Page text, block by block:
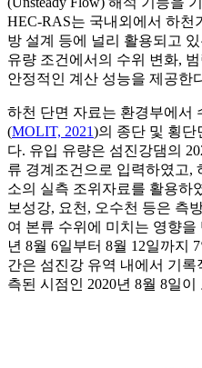
HEC-RAS는 국내외에서 하천
방 설계 등에 널리 활용되고
유량 조건에서의 수위 변화,
안정적인 계산 성능을 제공한
하천 단면 자료는 환경부에서
(MOLIT, 2021)의 종단 및 횡단
다. 유입 유량은 섬진강댐의
류 경계조건으로 입력하였고,
소의 실측 조위자료를 활용하
보성강, 요천, 오수천 등은 측
여 본류 수위에 미치는 영향
년 8월 6일부터 8월 12일까지
간은 섬진강 유역 내에서 기
측된 시점인 2020년 8월 8일이